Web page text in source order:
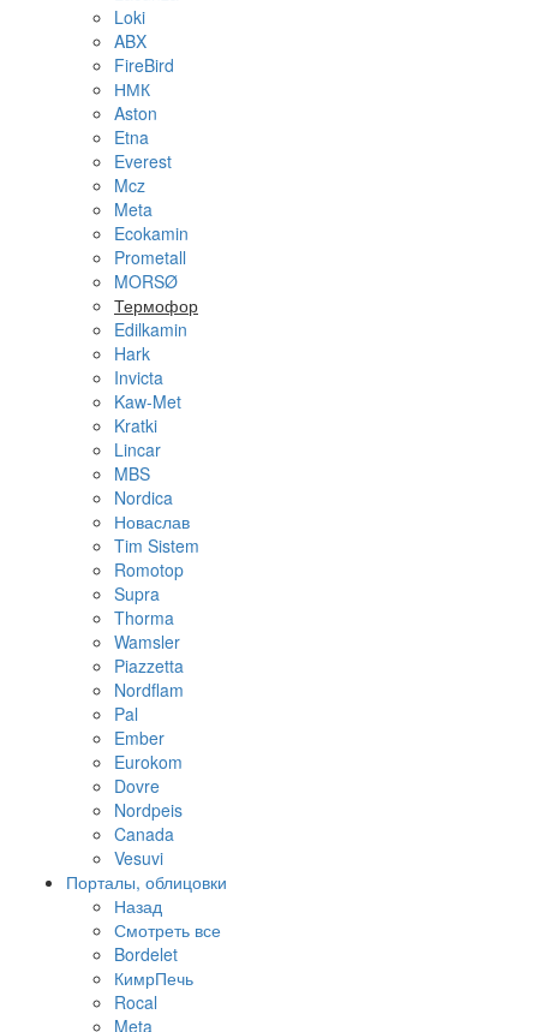
Loki
ABX
FireBird
НМК
Aston
Etna
Everest
Mcz
Meta
Ecokamin
Prometall
MORSØ
Термофор
Edilkamin
Hark
Invicta
Kaw-Met
Kratki
Lincar
MBS
Nordica
Новаслав
Tim Sistem
Romotop
Supra
Thorma
Wamsler
Piazzetta
Nordflam
Pal
Ember
Eurokom
Dovre
Nordpeis
Canada
Vesuvi
Порталы, облицовки
Назад
Смотреть все
Bordelet
КимрПечь
Rocal
Meta